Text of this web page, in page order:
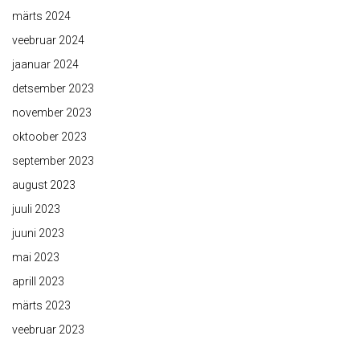
märts 2024
veebruar 2024
jaanuar 2024
detsember 2023
november 2023
oktoober 2023
september 2023
august 2023
juuli 2023
juuni 2023
mai 2023
aprill 2023
märts 2023
veebruar 2023